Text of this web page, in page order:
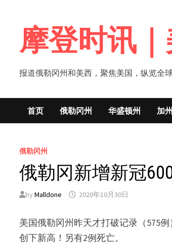
content摩登时讯
报道俄勒冈州和美西，聚焦美国，纵览全
首页 俄勒冈州 华盛顿州 加州
俄勒冈州
俄勒冈新增新冠
byMalldone 2020年10月30日
美国俄勒冈州昨天才打破记录（575
创下新高！另有2例死亡。